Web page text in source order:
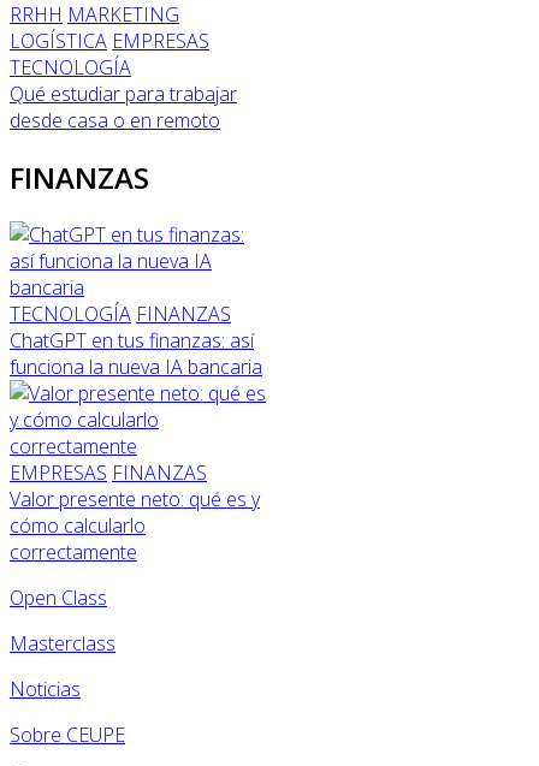
RRHH MARKETING
LOGÍSTICA EMPRESAS
TECNOLOGÍA
Qué estudiar para trabajar
desde casa o en remoto
FINANZAS
TECNOLOGÍA FINANZAS
ChatGPT en tus finanzas: así
funciona la nueva IA bancaria
EMPRESAS FINANZAS
Valor presente neto: qué es y
cómo calcularlo
correctamente
Open Class
Masterclass
Noticias
Sobre CEUPE